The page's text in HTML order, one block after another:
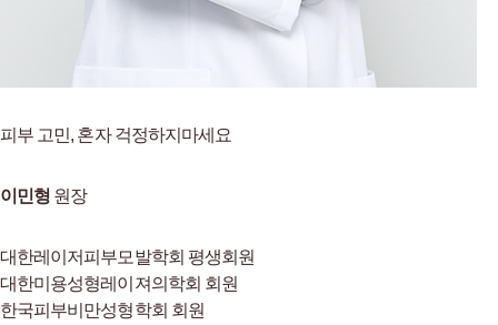
피부 고민, 혼자 걱정하지마세요
이민형 원장
대한레이저피부모발학회 평생회원
대한미용성형레이져의학회 회원
한국피부비만성형학회 회원